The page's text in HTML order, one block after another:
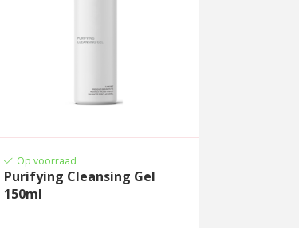
Op voorraad
Purifying Cleansing Gel
150ml